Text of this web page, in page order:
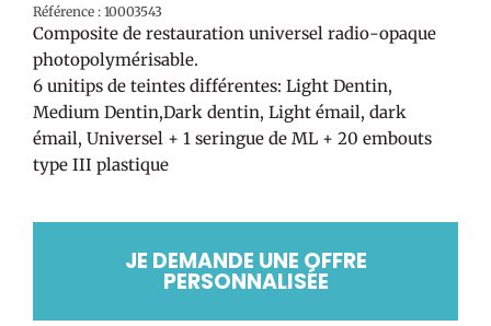
Référence : 10003543
Composite de restauration universel radio-opaque
photopolymérisable.
6 unitips de teintes différentes: Light Dentin,
Medium Dentin,Dark dentin, Light émail, dark
émail, Universel + 1 seringue de ML + 20 embouts
type III plastique
JE DEMANDE UNE OFFRE
PERSONNALISÉE